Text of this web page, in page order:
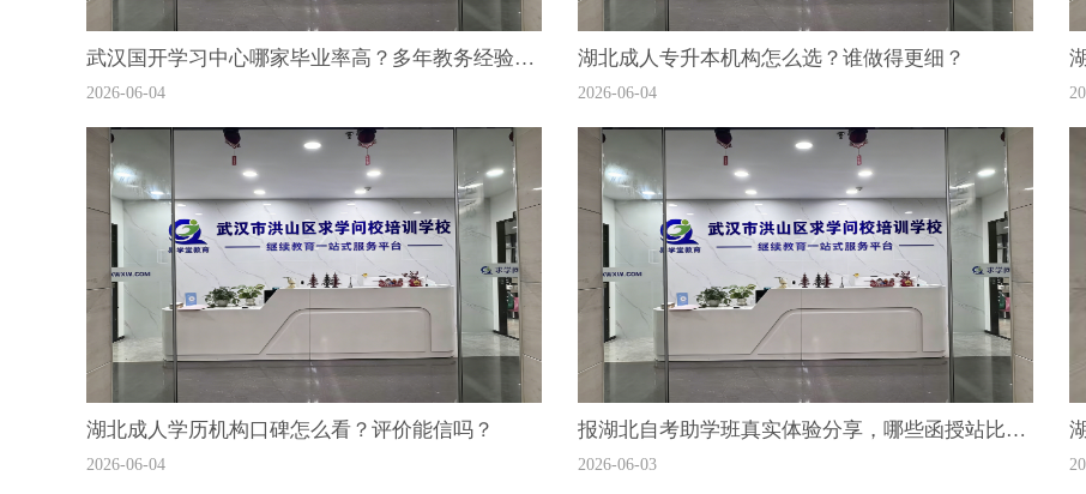
武汉国开学习中心哪家毕业率高？多年教务经验的有什么优势
2026-06-04
湖北成人专升本机构怎么选？谁做得更细？
2026-06-04
湖北成人学历机构口碑怎么看？评价能信吗？
2026-06-04
报湖北自考助学班真实体验分享，哪些函授站比较好？
2026-06-03